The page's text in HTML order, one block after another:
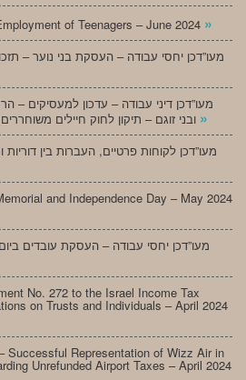
of Teenagers – June 2024 »
מעו”דכן יחסי עבודה – העסקת בני נוער –
מעו”דכן דיני עבודה – עדכון למעסיקים –
»
מעו”דכן לקוחות פרטיים, העברות בין
and Independence Day – May 2024
מעו”דכן יחסי עבודה – העסקת עובדים
No. 272 to the Israel Income Tax
on Trusts and Individuals – April 2024
Successful Representation of Wizz Air in
Unrefunded Airport Taxes – April 2024